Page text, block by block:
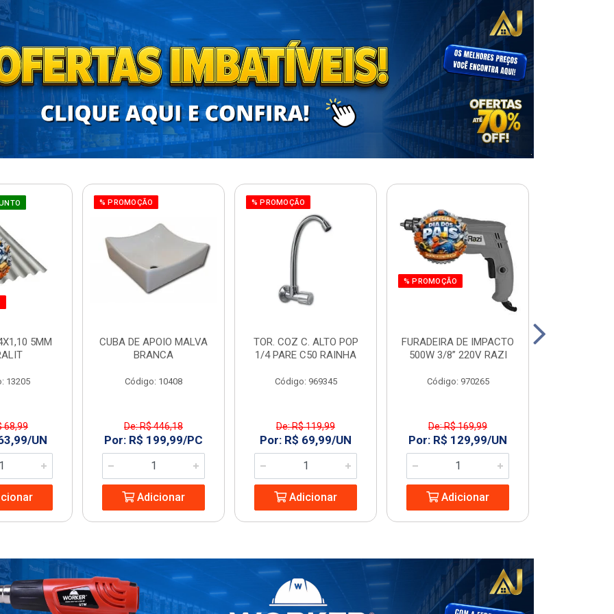
5MM
13205
68,99
UN
% PROMOÇÃO
CUBA DE APOIO MALVA
BRANCA
Código: 10408
De: R$ 446,18
Por: R$ 199,99/PC
Adicionar
% PROMOÇÃO
TOR. COZ C. ALTO POP
1/4 PARE C50 RAINHA
Código: 969345
De: R$ 119,99
Por: R$ 69,99/UN
Adicionar
% PROMOÇÃO
FURADEIRA DE IMPACTO
500W 3/8” 220V RAZI
Código: 970265
De: R$ 169,99
Por: R$ 129,99/UN
Adicionar